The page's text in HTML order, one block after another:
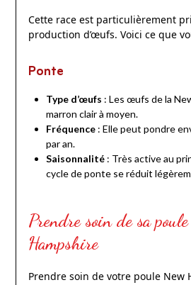
Cette race est particulièrement
production d’œufs. Voici ce que
Ponte
Type d’œufs : Les œufs de la
marron clair à moyen.
Fréquence: Elle peut pondre
par an.
Saisonnalité: Très active au
cycle de ponte se réduit
Prendre soin de sa
Hampshire
Prendre soin de votre poule New